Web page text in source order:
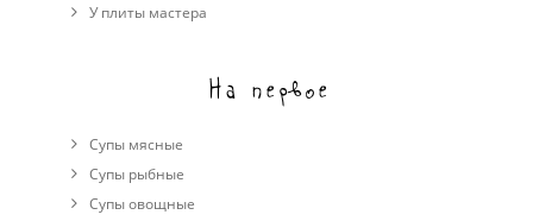
У плиты мастера
На первое
Супы мясные
Супы рыбные
Супы овощные